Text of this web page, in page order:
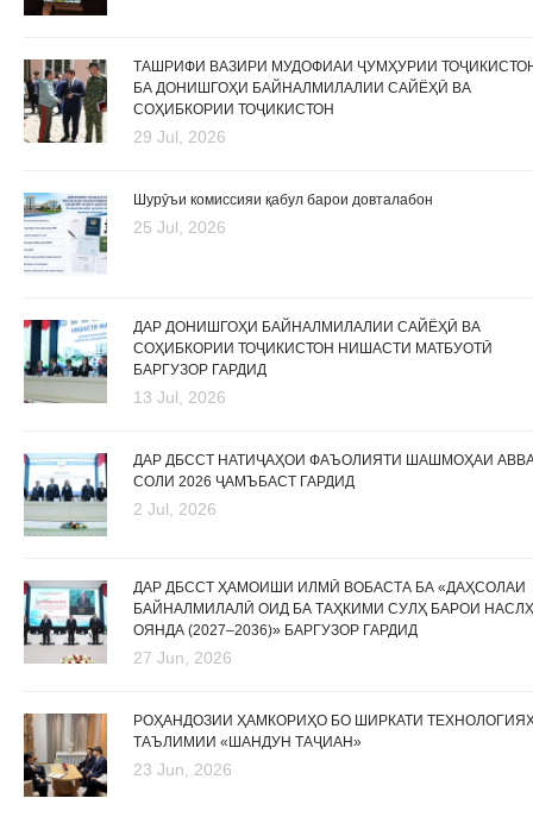
ТАШРИФИ ВАЗИРИ МУДОФИАИ ҶУМҲУРИИ
БА ДОНИШГОҲИ БАЙНАЛМИЛАЛИИ САЙЁҲӢ ВА
СОҲИБКОРИИ ТОҶИКИСТОН
29 Jul, 2026
Шурӯъи комиссияи қабул барои довталабон
25 Jul, 2026
ДАР ДОНИШГОҲИ БАЙНАЛМИЛАЛИИ САЙЁҲӢ ВА
СОҲИБКОРИИ ТОҶИКИСТОН НИШАСТИ МАТБУОТӢ
БАРГУЗОР ГАРДИД
13 Jul, 2026
ДАР ДБССТ НАТИҶАҲОИ ФАЪОЛИЯТИ ШАШМОҲАИ
СОЛИ 2026 ҶАМЪБАСТ ГАРДИД
2 Jul, 2026
ДАР ДБССТ ҲАМОИШИ ИЛМӢ ВОБАСТА БА «ДАҲСОЛАИ
БАЙНАЛМИЛАЛӢ ОИД БА ТАҲКИМИ СУЛҲ БАРОИ
ОЯНДА (2027–2036)» БАРГУЗОР ГАРДИД
27 Jun, 2026
РОҲАНДОЗИИ ҲАМКОРИҲО БО ШИРКАТИ
ТАЪЛИМИИ «ШАНДУН ТАҶИАН»
23 Jun, 2026